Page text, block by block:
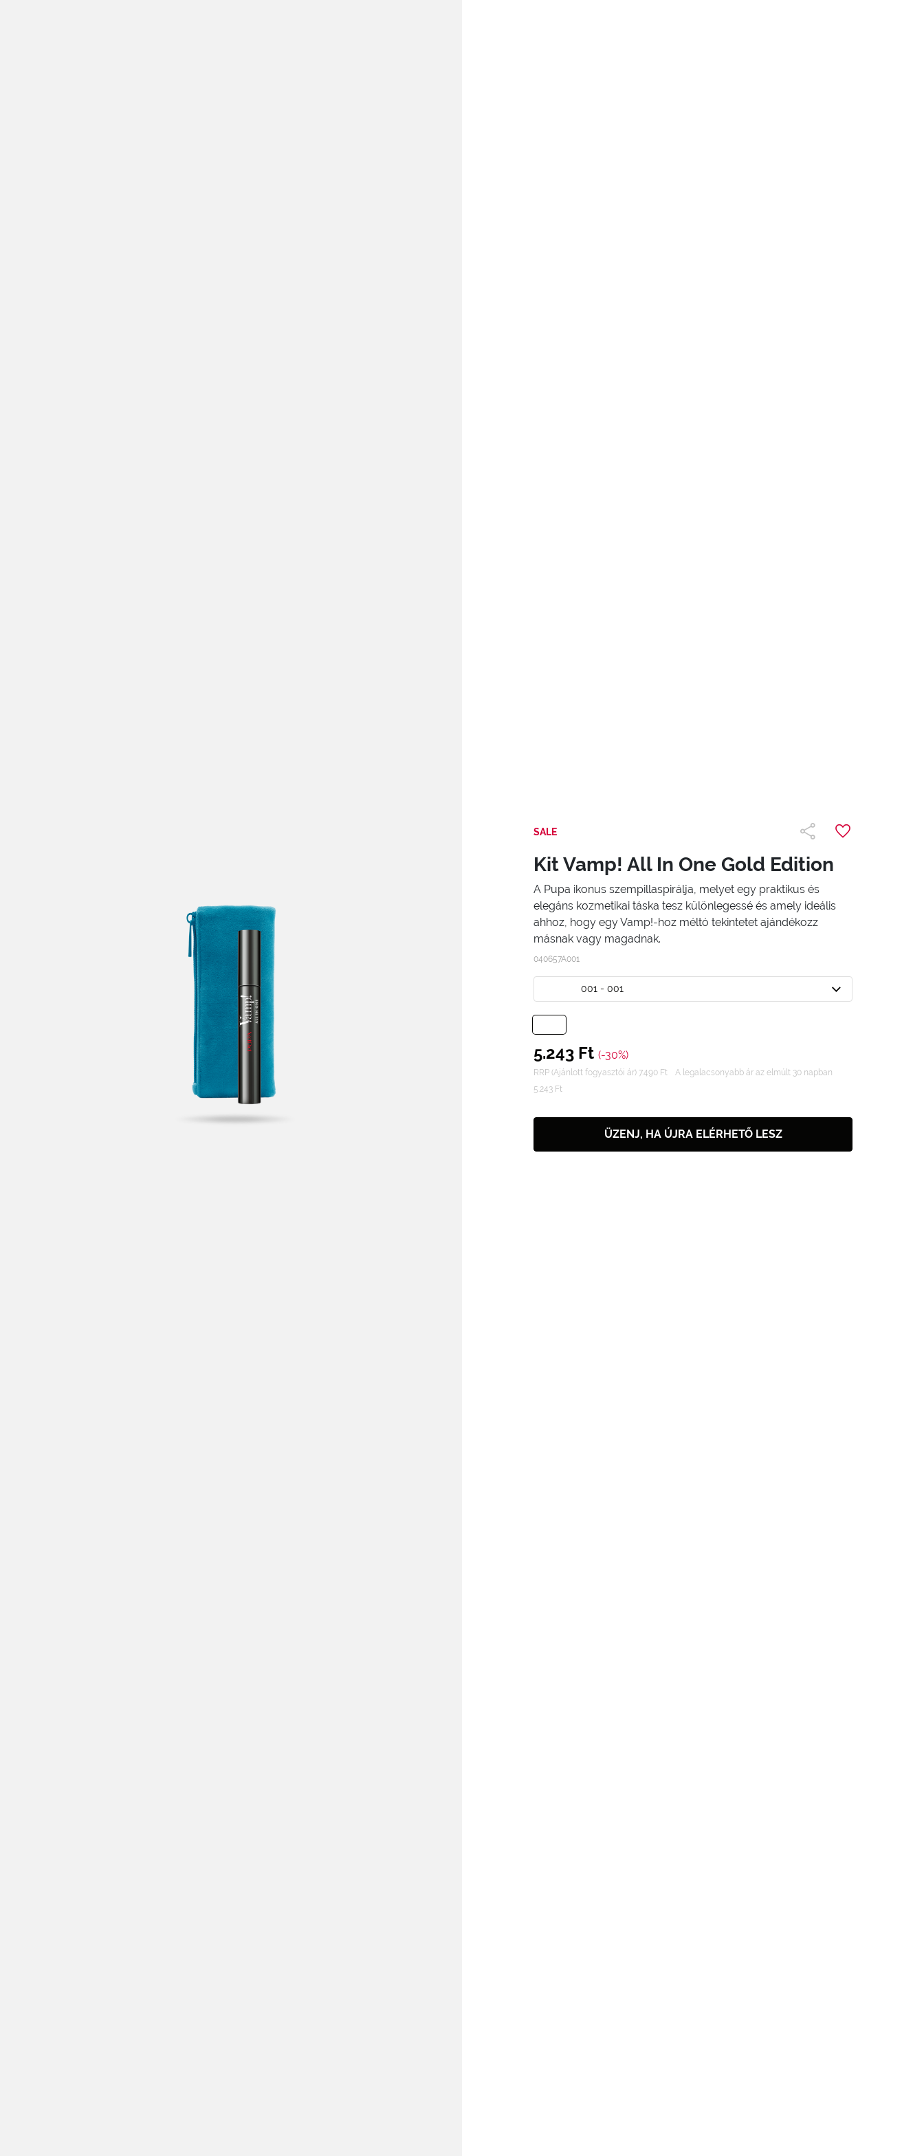
SALE
Kit Vamp! All In One Gold Edition
A Pupa ikonus szempillaspirálja, melyet egy praktikus és
elegáns kozmetikai táska tesz különlegessé és amely ideális
ahhoz, hogy egy Vamp!-hoz méltó tekintetet ajándékozz
másnak vagy magadnak.
040657A001
001 - 001
5.243 Ft (-30%)
RRP (Ajánlott fogyasztói ár) 7.490 Ft
A legalacsonyabb ár az elmúlt 30 napban
5.243 Ft
ÜZENJ, HA ÚJRA ELÉRHETŐ LESZ